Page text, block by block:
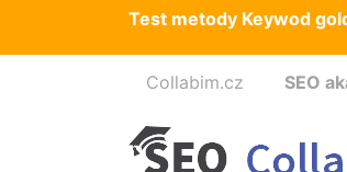
Test metody Keywod
Collabim.cz SEO